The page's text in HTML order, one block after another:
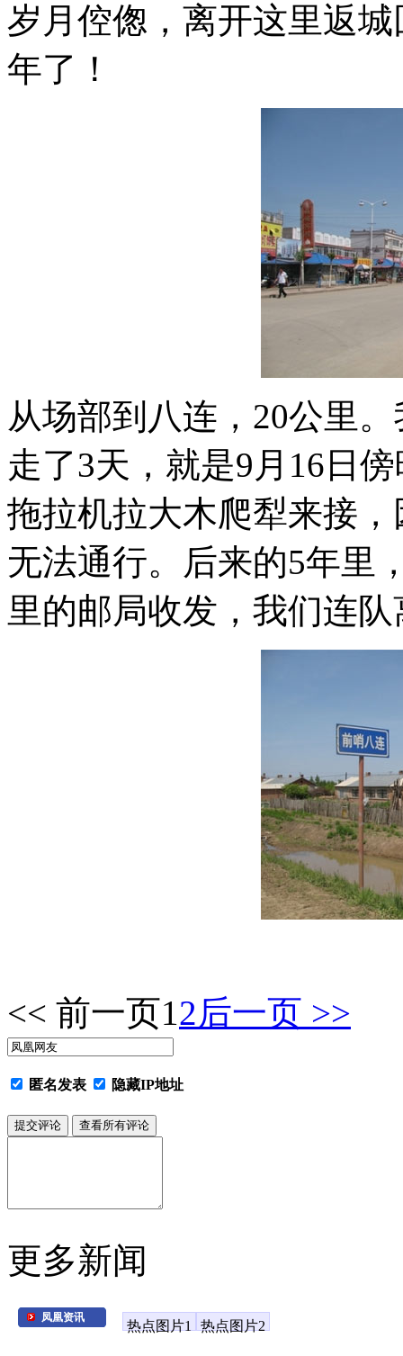
岁月倥偬，离开这里返
年了！
从场部到八连，20公里
走了3天，就是9月16日
拖拉机拉大木爬犁来接
无法通行。后来的5年里
里的邮局收发，我们连
<< 前一页12后一页 >>
匿名发表 隐藏IP地址
更多新闻
凤凰资讯
热点图片1 热点图片2